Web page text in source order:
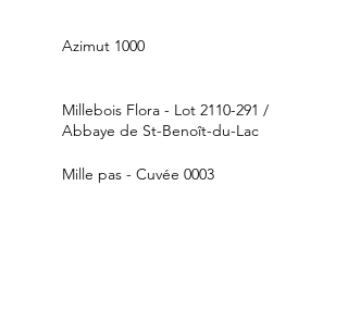
Azimut 1000
Millebois Flora - Lot 2110-291 /
Abbaye de St-Benoît-du-Lac
Mille pas - Cuvée 0003